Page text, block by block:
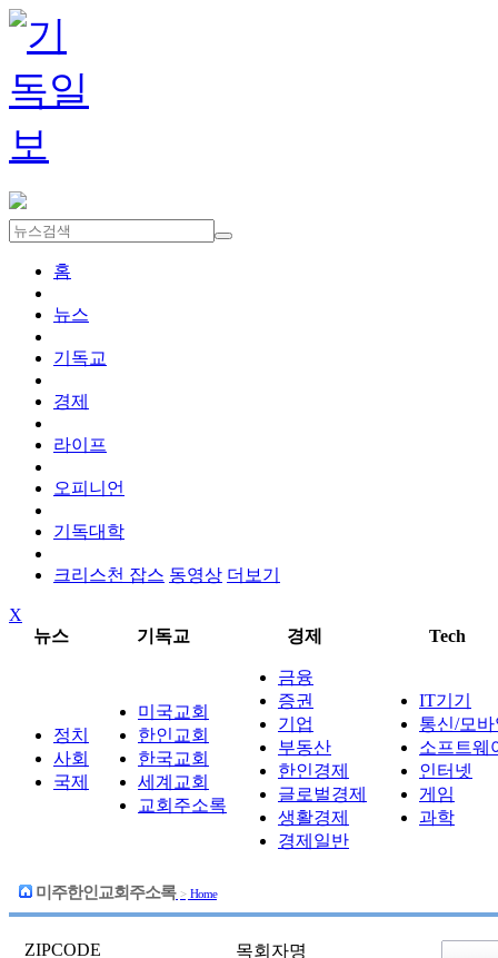
홈
뉴스
기독교
경제
라이프
오피니언
기독대학
크리스천 잡스 동영상 더보기
X
뉴스
기독교 경제 Tech
정치
사회
국제
미국교회
한인교회
한국교회
세계교회
교회주소록
금융
증권
기업
부동산
한인경제
글로벌경제
생활경제
경제일반
IT기기
통신/모
소프트웨
인터넷
게임
과학
미주한인교회주소록 > Home
ZIPCODE 목회자명